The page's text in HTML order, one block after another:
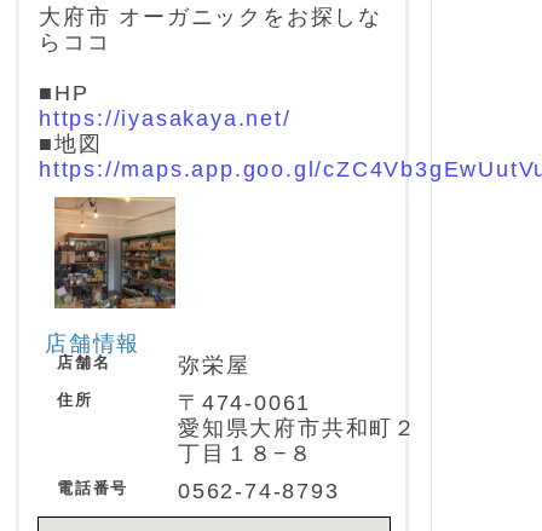
大府市 オーガニックをお探しな
らココ
■HP
https://iyasakaya.net/
■地図
https://maps.app.goo.gl/
店舗情報
店舗名 弥栄屋
住所
〒474-0061
愛知県大府市共和町２
丁目１８−８
電話番号 0562-74-8793